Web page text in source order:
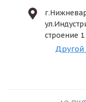
строение
Другой